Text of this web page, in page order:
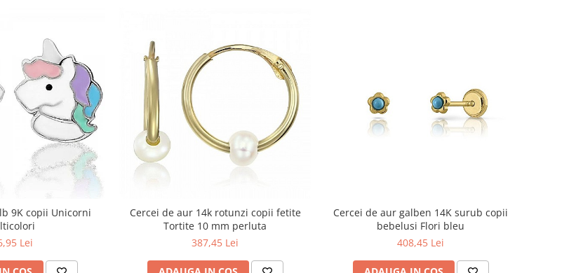
9K copii Unicorni
Lei
Cercei de aur 14k rotunzi copii fetite
Tortite 10 mm perluta
387,45 Lei
Cercei de aur galben 14K surub copii
bebelusi Flori bleu
408,45 Lei